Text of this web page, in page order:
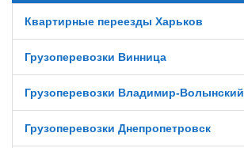
Квартирные переезды Харьков
Грузоперевозки Винница
Грузоперевозки Владимир-Волынский
Грузоперевозки Днепропетровск